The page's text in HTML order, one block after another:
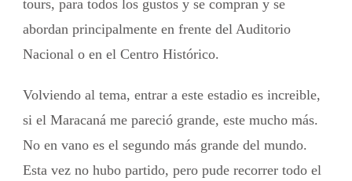
tours, para todos los gustos y se compran y se
abordan principalmente en frente del Auditorio
Nacional o en el Centro Histórico.
Volviendo al tema, entrar a este estadio es increible,
si el Maracaná me pareció grande, este mucho más.
No en vano es el segundo más grande del mundo.
Esta vez no hubo partido, pero pude recorrer todo el